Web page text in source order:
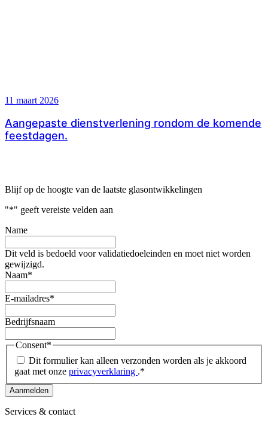
11 maart 2026
Aangepaste dienstverlening rondom de komende
feestdagen.
Blijf op de hoogte van de laatste glasontwikkelingen
"*" geeft vereiste velden aan
Name
Dit veld is bedoeld voor validatiedoeleinden en moet niet worden
gewijzigd.
Naam*
E-mailadres*
Bedrijfsnaam
Consent*
Dit formulier kan alleen verzonden worden als je akkoord
gaat met onze privacyverklaring .*
Services & contact